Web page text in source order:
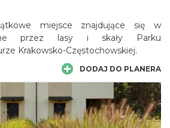
miejsce znajdujące się w
przez lasy i skały Parku
Krakowsko-Częstochowskiej.
DODAJ DO PLANERA